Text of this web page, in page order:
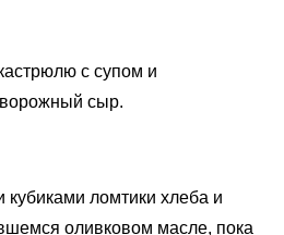
с супом и
сыр.
ломтики хлеба и
оливковом масле, пока